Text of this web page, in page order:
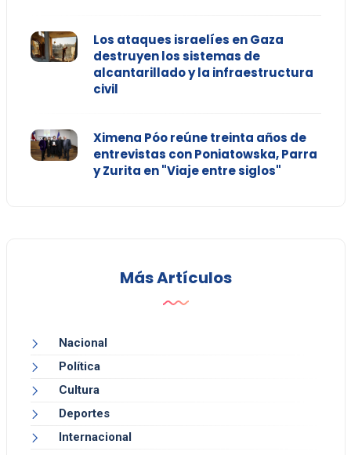
Los ataques israelíes en Gaza
destruyen los sistemas de
alcantarillado y la infraestructura
civil
Ximena Póo reúne treinta años de
entrevistas con Poniatowska, Parra
y Zurita en "Viaje entre siglos"
Más Artículos
Nacional
Política
Cultura
Deportes
Internacional